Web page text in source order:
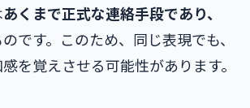
あくまで正式な連絡手段であり、
です。このため、同じ表現でも、
を覚えさせる可能性があります。